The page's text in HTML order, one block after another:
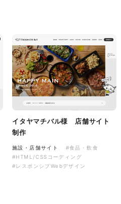
ソレイユ障害年金サポートセン
ター様 コーポレートサイト制
コーポレートサイト
#介護・福祉
#HTML/CSSコーディング
イタヤマチバル様 店舗サイト
制作
施設・店舗サイト
#食品・飲食
#HTML/CSSコーディング
#レスポンシブWebデザイン